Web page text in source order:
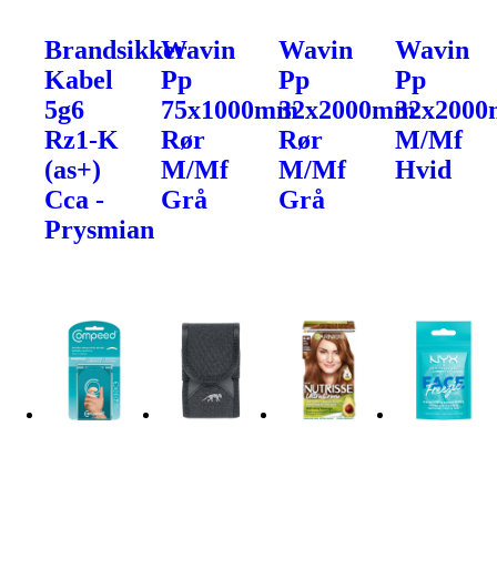
Brandsikker
Kabel
5g6
Rz1-K
(as+)
Cca -
Prysmian
Wavin
Pp
75x1000mm
Rør
M/Mf
Grå
Wavin
Pp
32x2000mm
Rør
M/Mf
Grå
Wavin
Pp
M/Mf
Hvid